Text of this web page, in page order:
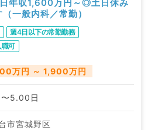
日年収1,600万円～◎土日休み
一般内科／常勤）
週4日以下の常勤勤務
可
万円 ～ 1,900万円
5.00日
市宮城野区